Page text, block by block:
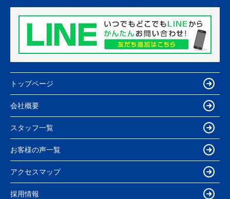
トップページ
会社概要
スタッフ一覧
お客様の声一覧
アクセスマップ
採用情報